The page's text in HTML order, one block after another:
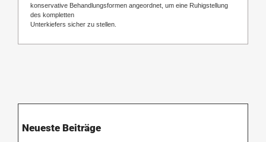
konservative Behandlungsformen angeordnet, um eine Ruhigstellung
des kompletten
Unterkiefers sicher zu stellen.
Neueste Beiträge